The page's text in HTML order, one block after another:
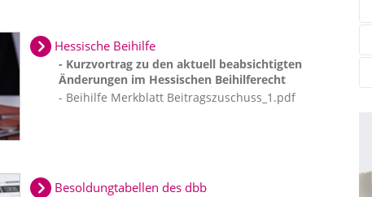
Hessische Beihilfe
- Kurzvortrag zu den aktuell beabsichtigten
Änderungen im Hessischen Beihilferecht
- Beihilfe Merkblatt Beitragszuschuss_1.pdf
Besoldungtabellen des dbb